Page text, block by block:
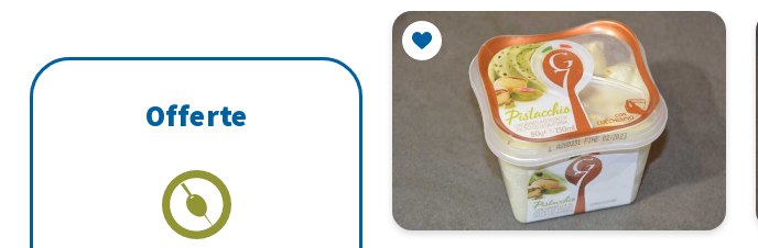
Offerte